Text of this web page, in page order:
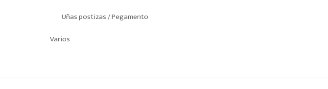
Uñas postizas / Pegamento
Varios